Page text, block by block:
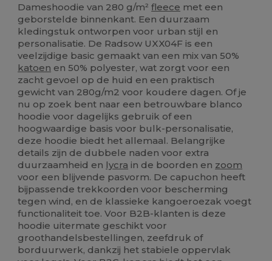
Dameshoodie van 280 g/m²fleece met een
geborstelde binnenkant. Een duurzaam
kledingstuk ontworpen voor urban stijl en
personalisatie. De Radsow UXX04F is een
veelzijdige basic gemaakt van een mix van 50%
katoen en 50% polyester, wat zorgt voor een
zacht gevoel op de huid en een praktisch
gewicht van 280g/m2 voor koudere dagen. Of je
nu op zoek bent naar een betrouwbare blanco
hoodie voor dagelijks gebruik of een
hoogwaardige basis voor bulk-personalisatie,
deze hoodie biedt het allemaal. Belangrijke
details zijn de dubbele naden voor extra
duurzaamheid en lycra in de boorden en zoom
voor een blijvende pasvorm. De capuchon heeft
bijpassende trekkoorden voor bescherming
tegen wind, en de klassieke kangoeroezak voegt
functionaliteit toe. Voor B2B-klanten is deze
hoodie uitermate geschikt voor
groothandelsbestellingen, zeefdruk of
borduurwerk, dankzij het stabiele oppervlak